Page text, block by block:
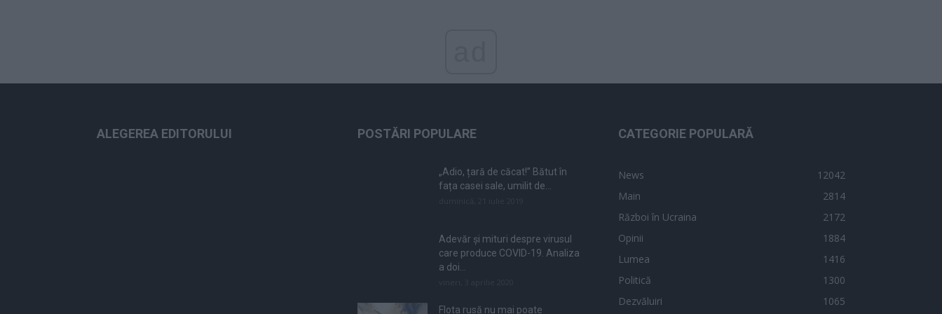
ALEGEREA EDITORULUI POSTĂRI POPULARE
„Adio, țară de căcat!” Bătut în
fața casei sale, umilit de...
Adevăr și mituri despre virusul
care produce COVID-19. Analiza
a doi...
Flota rusă nu mai poate
CATEGORIE POPULARĂ
News
12042
Main
2814
Război în Ucraina
2172
Opinii
1884
Lumea
1416
Politică
1300
Dezvăluiri
1065